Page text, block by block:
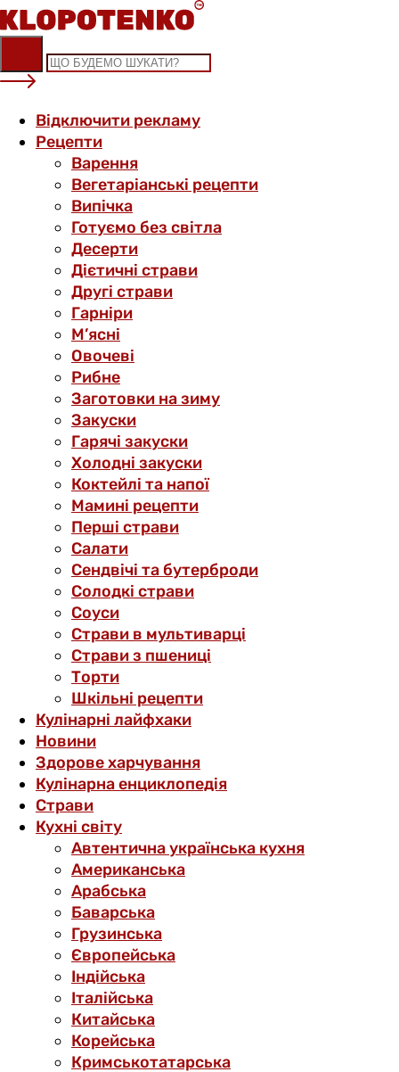
Skip
to
content
Відключити рекламу
Рецепти
Варення
Вегетаріанські рецепти
Випічка
Готуємо без світла
Десерти
Дієтичні страви
Другі страви
Гарніри
М’ясні
Овочеві
Рибне
Заготовки на зиму
Закуски
Гарячі закуски
Холодні закуски
Коктейлі та напої
Мамині рецепти
Перші страви
Салати
Сендвічі та бутерброди
Солодкі страви
Соуси
Страви в мультиварці
Страви з пшениці
Торти
Шкільні рецепти
Кулінарні лайфхаки
Новини
Здорове харчування
Кулінарна енциклопедія
Страви
Кухні світу
Автентична українська кухня
Американська
Арабська
Баварська
Грузинська
Європейська
Індійська
Італійська
Китайська
Корейська
Кримськотатарська